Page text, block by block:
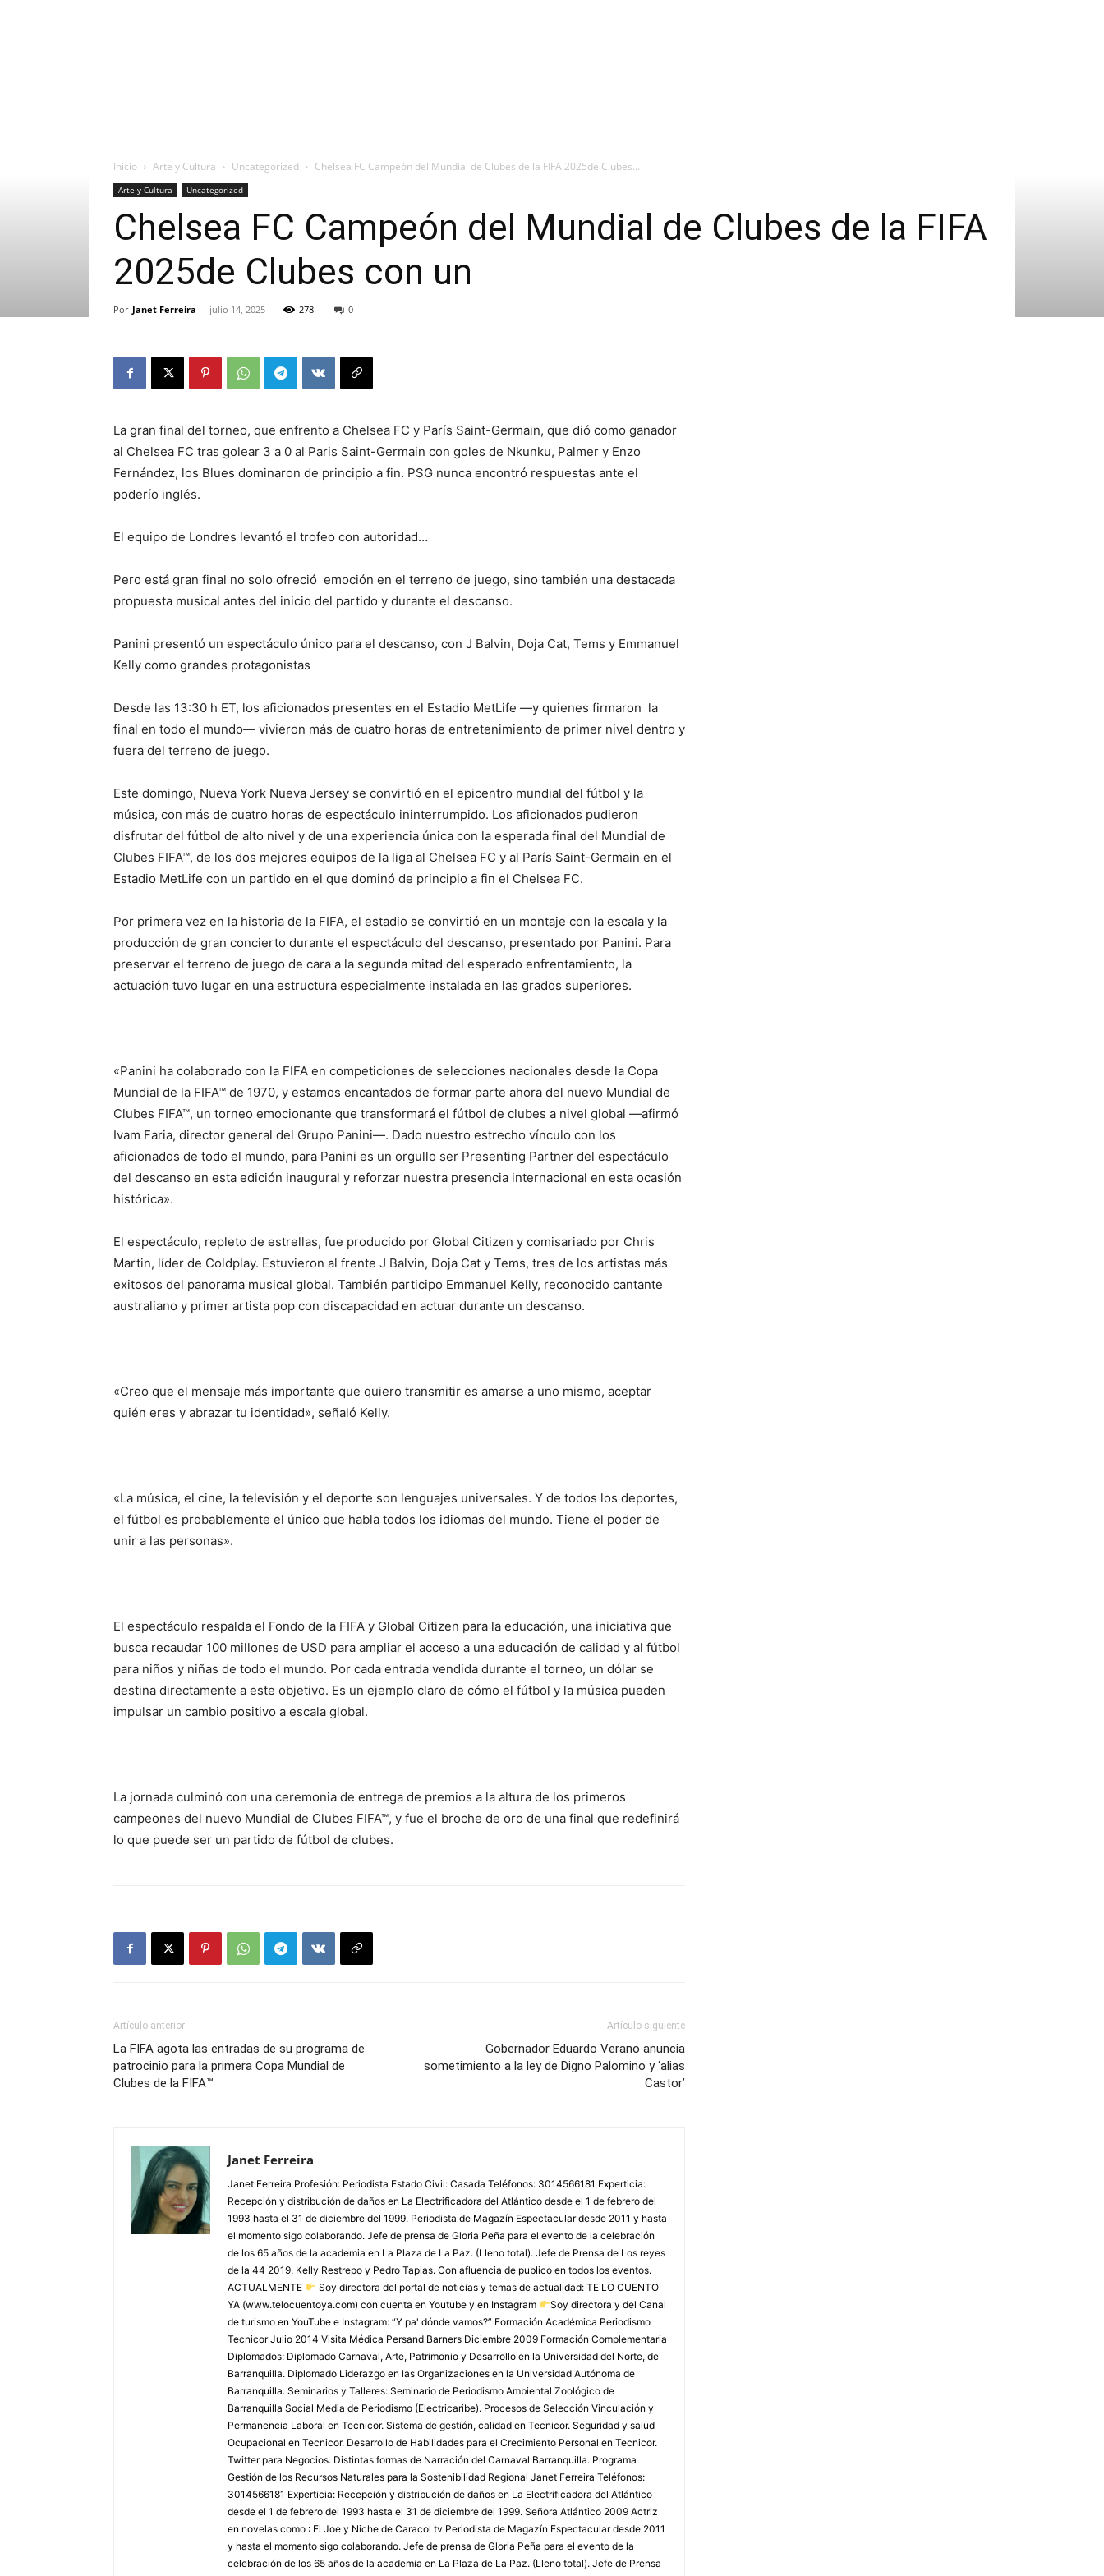
Inicio Arte y Cultura Uncategorized Chelsea FC Campeón del Mundial de Clubes de la FIFA 2025de Clubes...
Arte y Cultura Uncategorized
Chelsea FC Campeón del Mundial de Clubes de la FIFA
2025de Clubes con un
Por Janet Ferreira - julio 14, 2025 278 0
La gran final del torneo, que enfrento a Chelsea FC y París Saint-Germain, que dió como ganador
al Chelsea FC tras golear 3 a 0 al Paris Saint-Germain con goles de Nkunku, Palmer y Enzo
Fernández, los Blues dominaron de principio a fin. PSG nunca encontró respuestas ante el
poderío inglés.
El equipo de Londres levantó el trofeo con autoridad…
Pero está gran final no solo ofreció emoción en el terreno de juego, sino también una destacada
propuesta musical antes del inicio del partido y durante el descanso.
Panini presentó un espectáculo único para el descanso, con J Balvin, Doja Cat, Tems y Emmanuel
Kelly como grandes protagonistas
Desde las 13:30 h ET, los aficionados presentes en el Estadio MetLife —y quienes firmaron la
final en todo el mundo— vivieron más de cuatro horas de entretenimiento de primer nivel dentro y
fuera del terreno de juego.
Este domingo, Nueva York Nueva Jersey se convirtió en el epicentro mundial del fútbol y la
música, con más de cuatro horas de espectáculo ininterrumpido. Los aficionados pudieron
disfrutar del fútbol de alto nivel y de una experiencia única con la esperada final del Mundial de
Clubes FIFA™, de los dos mejores equipos de la liga al Chelsea FC y al París Saint-Germain en el
Estadio MetLife con un partido en el que dominó de principio a fin el Chelsea FC.
Por primera vez en la historia de la FIFA, el estadio se convirtió en un montaje con la escala y la
producción de gran concierto durante el espectáculo del descanso, presentado por Panini. Para
preservar el terreno de juego de cara a la segunda mitad del esperado enfrentamiento, la
actuación tuvo lugar en una estructura especialmente instalada en las grados superiores.
«Panini ha colaborado con la FIFA en competiciones de selecciones nacionales desde la Copa
Mundial de la FIFA™ de 1970, y estamos encantados de formar parte ahora del nuevo Mundial de
Clubes FIFA™, un torneo emocionante que transformará el fútbol de clubes a nivel global —afirmó
Ivam Faria, director general del Grupo Panini—. Dado nuestro estrecho vínculo con los
aficionados de todo el mundo, para Panini es un orgullo ser Presenting Partner del espectáculo
del descanso en esta edición inaugural y reforzar nuestra presencia internacional en esta ocasión
histórica».
El espectáculo, repleto de estrellas, fue producido por Global Citizen y comisariado por Chris
Martin, líder de Coldplay. Estuvieron al frente J Balvin, Doja Cat y Tems, tres de los artistas más
exitosos del panorama musical global. También participo Emmanuel Kelly, reconocido cantante
australiano y primer artista pop con discapacidad en actuar durante un descanso.
«Creo que el mensaje más importante que quiero transmitir es amarse a uno mismo, aceptar
quién eres y abrazar tu identidad», señaló Kelly.
«La música, el cine, la televisión y el deporte son lenguajes universales. Y de todos los deportes,
el fútbol es probablemente el único que habla todos los idiomas del mundo. Tiene el poder de
unir a las personas».
El espectáculo respalda el Fondo de la FIFA y Global Citizen para la educación, una iniciativa que
busca recaudar 100 millones de USD para ampliar el acceso a una educación de calidad y al fútbol
para niños y niñas de todo el mundo. Por cada entrada vendida durante el torneo, un dólar se
destina directamente a este objetivo. Es un ejemplo claro de cómo el fútbol y la música pueden
impulsar un cambio positivo a escala global.
La jornada culminó con una ceremonia de entrega de premios a la altura de los primeros
campeones del nuevo Mundial de Clubes FIFA™, y fue el broche de oro de una final que redefinirá
lo que puede ser un partido de fútbol de clubes.
Artículo anterior
La FIFA agota las entradas de su programa de
patrocinio para la primera Copa Mundial de
Clubes de la FIFA™
Artículo siguiente
Gobernador Eduardo Verano anuncia
sometimiento a la ley de Digno Palomino y ‘alias
Castor’
Janet Ferreira
Janet Ferreira Profesión: Periodista Estado Civil: Casada Teléfonos: 3014566181 Experticia:
Recepción y distribución de daños en La Electrificadora del Atlántico desde el 1 de febrero del
1993 hasta el 31 de diciembre del 1999. Periodista de Magazín Espectacular desde 2011 y hasta
el momento sigo colaborando. Jefe de prensa de Gloria Peña para el evento de la celebración
de los 65 años de la academia en La Plaza de La Paz. (Lleno total). Jefe de Prensa de Los reyes
de la 44 2019, Kelly Restrepo y Pedro Tapias. Con afluencia de publico en todos los eventos.
ACTUALMENTE
Soy directora del portal de noticias y temas de actualidad: TE LO CUENTO
YA (www.telocuentoya.com) con cuenta en Youtube y en Instagram
Soy directora y del Canal
de turismo en YouTube e Instagram: “Y pa' dónde vamos?” Formación Académica Periodismo
Tecnicor Julio 2014 Visita Médica Persand Barners Diciembre 2009 Formación Complementaria
Diplomados: Diplomado Carnaval, Arte, Patrimonio y Desarrollo en la Universidad del Norte, de
Barranquilla. Diplomado Liderazgo en las Organizaciones en la Universidad Autónoma de
Barranquilla. Seminarios y Talleres: Seminario de Periodismo Ambiental Zoológico de
Barranquilla Social Media de Periodismo (Electricaribe). Procesos de Selección Vinculación y
Permanencia Laboral en Tecnicor. Sistema de gestión, calidad en Tecnicor. Seguridad y salud
Ocupacional en Tecnicor. Desarrollo de Habilidades para el Crecimiento Personal en Tecnicor.
Twitter para Negocios. Distintas formas de Narración del Carnaval Barranquilla. Programa
Gestión de los Recursos Naturales para la Sostenibilidad Regional Janet Ferreira Teléfonos:
3014566181 Experticia: Recepción y distribución de daños en La Electrificadora del Atlántico
desde el 1 de febrero del 1993 hasta el 31 de diciembre del 1999. Señora Atlántico 2009 Actriz
en novelas como : El Joe y Niche de Caracol tv Periodista de Magazín Espectacular desde 2011
y hasta el momento sigo colaborando. Jefe de prensa de Gloria Peña para el evento de la
celebración de los 65 años de la academia en La Plaza de La Paz. (Lleno total). Jefe de Prensa